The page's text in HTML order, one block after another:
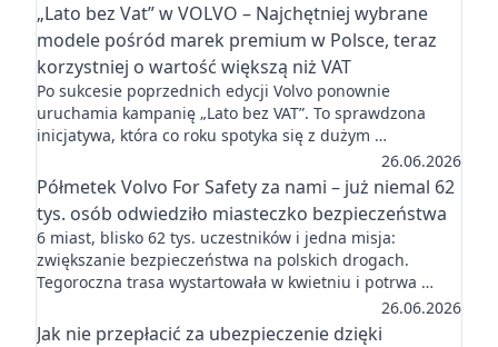
„Lato bez Vat” w VOLVO – Najchętniej wybrane
modele pośród marek premium w Polsce, teraz
korzystniej o wartość większą niż VAT
Po sukcesie poprzednich edycji Volvo ponownie
uruchamia kampanię „Lato bez VAT”. To sprawdzona
inicjatywa, która co roku spotyka się z dużym …
26.06.2026
Półmetek Volvo For Safety za nami – już niemal 62
tys. osób odwiedziło miasteczko bezpieczeństwa
6 miast, blisko 62 tys. uczestników i jedna misja:
zwiększanie bezpieczeństwa na polskich drogach.
Tegoroczna trasa wystartowała w kwietniu i potrwa …
26.06.2026
Jak nie przepłacić za ubezpieczenie dzięki